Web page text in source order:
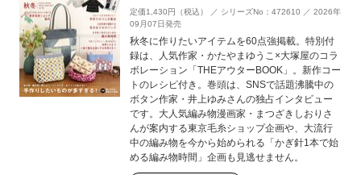
定価1,430円（税込） ／ シリーズNo：472610 ／ 2026年
09月07日発売
秋冬に作りたいアイテムを60点強掲載。特別付
録は、人気作家・かたやまゆうこ×大塚屋のコラ
ボレーション「THEアウターBOOK」。新作コー
トのレシピ付き。巻頭は、SNSで話題沸騰中の
ボタン作家・井上ゆみさんの独占インタビュー
です。大人気編み物漫画家・まつざきしおりさ
んが案内する東京毛糸ショップ企画や、大流行
中の編み物を今から始められる「かぎ針1本で始
める編み物時間」企画も見逃せません。